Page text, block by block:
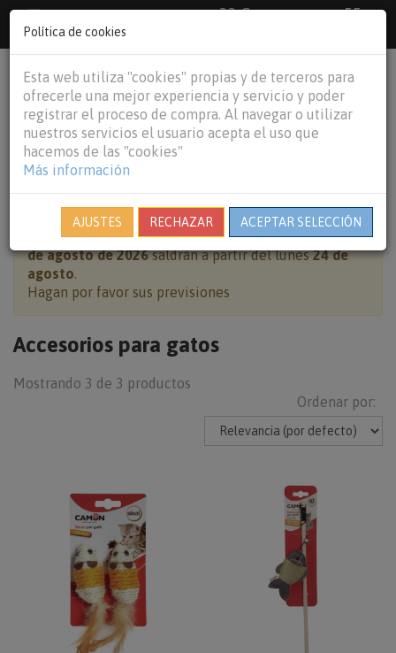
33 €
55
€Baleares y
person shopping_cart
HOME GATOS
Cierre por vacaciones:pedidos realizados del7 al 23
de agosto de 2026saldrán a partir del lunes24 de
agosto.
Hagan por favor sus previsiones
Accesorios para gatos
Mostrando 3 de 3 productos
Ordenar por:
Política de cookies
Esta web utiliza "cookies" propias y de terceros para
ofrecerle una mejor experiencia y servicio y poder
registrar el proceso de compra. Al navegar o utilizar
nuestros servicios el usuario acepta el uso que
hacemos de las "cookies"
Más información
AJUSTES RECHAZAR ACEPTAR SELECCIÓN